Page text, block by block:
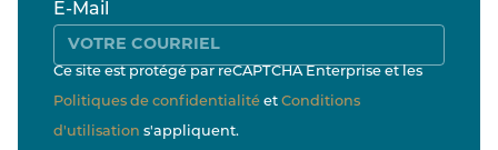
E-Mail
Ce site est protégé par reCAPTCHA Enterprise et les
Politiques de confidentialité et Conditions
d'utilisation s'appliquent.